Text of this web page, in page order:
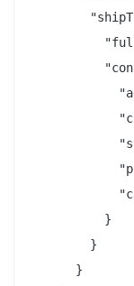
          }
        }
      }